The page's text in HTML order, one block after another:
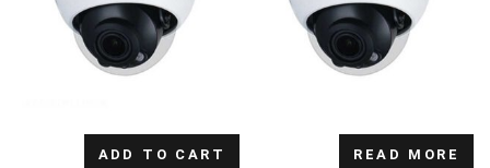
READ MORE
ADD TO CART